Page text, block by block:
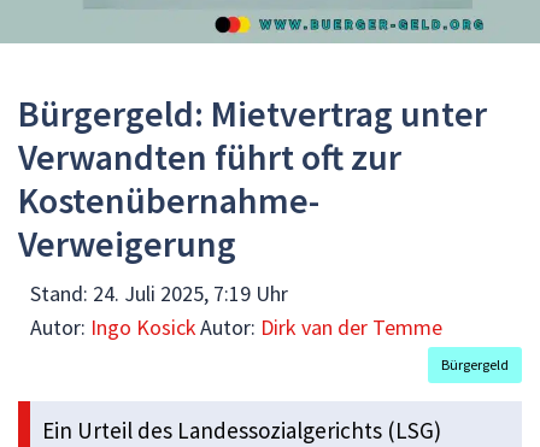
Bürgergeld: Mietvertrag unter
Verwandten führt oft zur
Kostenübernahme-
Verweigerung
Stand: 24. Juli 2025, 7:19 Uhr
Autor: Ingo KosickAutor: Dirk van der Temme
Bürgergeld
Ein Urteil des Landessozialgerichts (LSG)